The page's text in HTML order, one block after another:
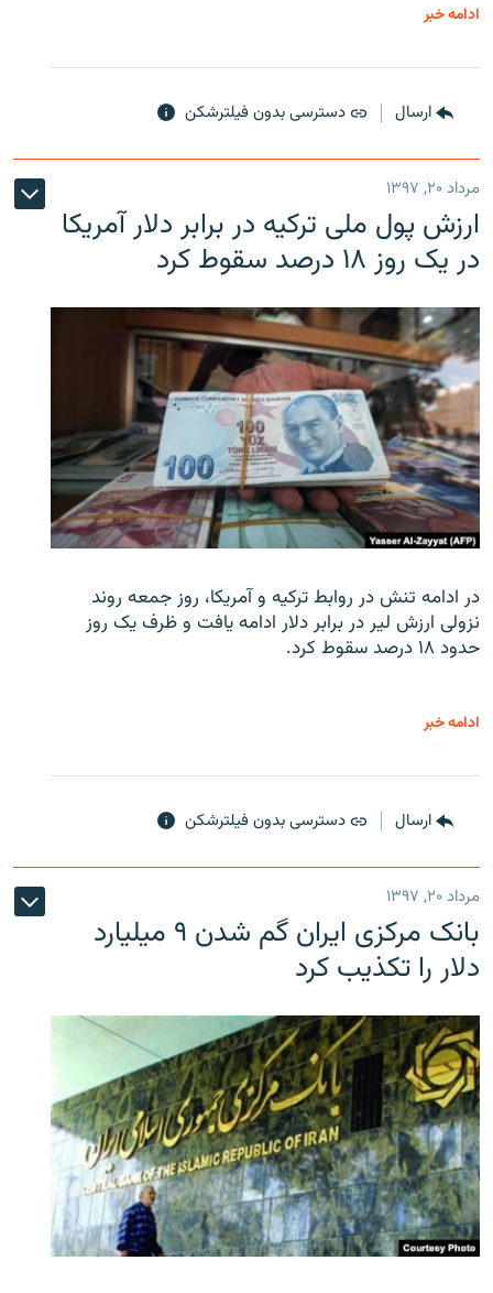
ادامه خبر
ارسال دسترسی بدون فیلترشکن
مرداد ۲۰, ۱۳۹۷
ارزش پول ملی ترکیه در برابر دلار آمریکا
در یک روز ۱۸ درصد سقوط کرد
در ادامه تنش در روابط ترکیه و آمریکا، روز جمعه روند
نزولی ارزش لیر در برابر دلار ادامه یافت و ظرف یک روز
حدود ۱۸ درصد سقوط کرد.
ادامه خبر
ارسال دسترسی بدون فیلترشکن
مرداد ۲۰, ۱۳۹۷
بانک مرکزی ایران گم شدن ۹ میلیارد
دلار را تکذیب کرد